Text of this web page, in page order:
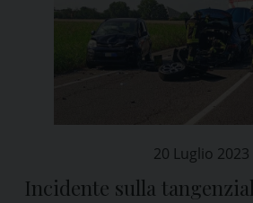
20 Luglio 2023
Incidente sulla